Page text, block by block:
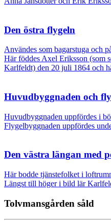
Den östra flygeln
Användes som bagarstuga och
Här föddes Axel Eriksson (som
Karlfeldt) den 20 juli 1864 och
Huvudbyggnaden och
Huvudbyggnaden uppfördes i
Flygelbyggnaden uppfördes
Den västra längan med
Här bodde tjänstefolket i
Längst till höger i bild lär
Tolvmansgården såld